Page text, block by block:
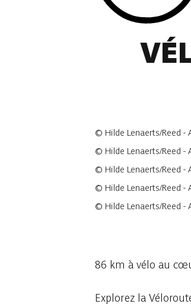
© Hilde Lenaerts/Reed -
© Hilde Lenaerts/Reed -
© Hilde Lenaerts/Reed -
© Hilde Lenaerts/Reed -
© Hilde Lenaerts/Reed -
86 km à vélo au
Explorez la